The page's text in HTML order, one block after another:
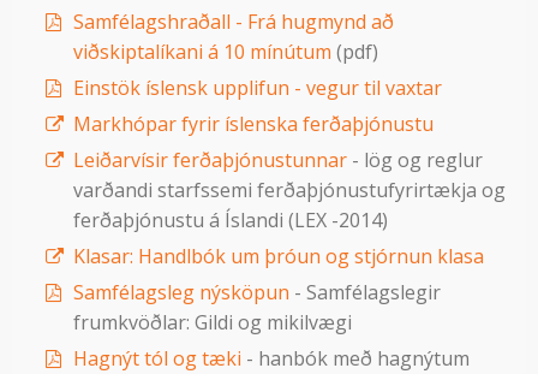
Samfélagshraðall - Frá hugmynd að
viðskiptalíkani á 10 mínútum (pdf)
Einstök íslensk upplifun - vegur til vaxtar
Markhópar fyrir íslenska ferðaþjónustu
Leiðarvísir ferðaþjónustunnar - lög og reglur
varðandi starfssemi ferðaþjónustufyrirtækja og
ferðaþjónustu á Íslandi (LEX -2014)
Klasar: Handlbók um þróun og stjórnun klasa
Samfélagsleg nýsköpun - Samfélagslegir
frumkvöðlar: Gildi og mikilvægi
Hagnýt tól og tæki - hanbók með hagnýtum